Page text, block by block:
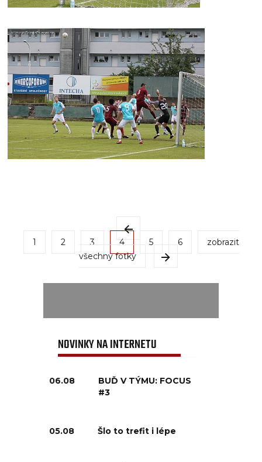
1 2 3 4 5 6
zobrazit
všechny fotky
NOVINKY NA INTERNETU
06.08
BUĎ V TÝMU: FOCUS
#3
05.08 Šlo to trefit i lépe